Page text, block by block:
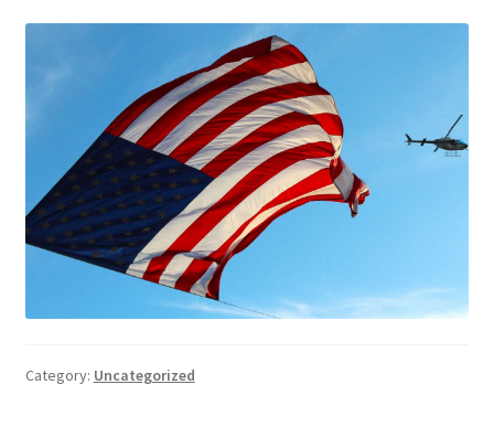
Category: Uncategorized